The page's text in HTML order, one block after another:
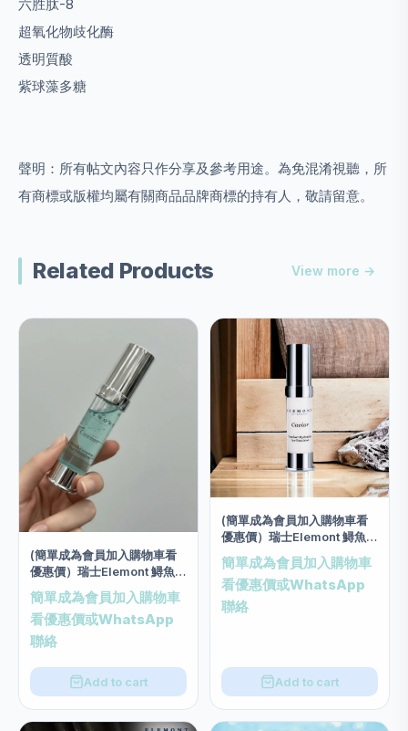
六胜肽-8
超氧化物歧化酶
透明質酸
紫球藻多糖
聲明：所有帖文內容只作分享及參考用途。為免混淆視聽，所
有商標或版權均屬有關商品品牌商標的持有人，敬請留意。
Related Products View more →
(簡單成為會員加入購物車看
優惠價）瑞士Elemont 鱘魚子
眼部修護精華 20ml
簡單成為會員加入購物車
看優惠價或WhatsApp
聯絡
Add to cart
(簡單成為會員加入購物車看
優惠價）瑞士Elemont 鱘魚子
眼部絲質補濕乳霜 (20毫升)
簡單成為會員加入購物車
看優惠價或WhatsApp
聯絡
Add to cart